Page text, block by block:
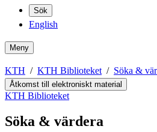
Sök
English
Meny
KTH KTH Biblioteket Söka &
Åtkomst till elektroniskt material
KTH Biblioteket
Söka & värdera